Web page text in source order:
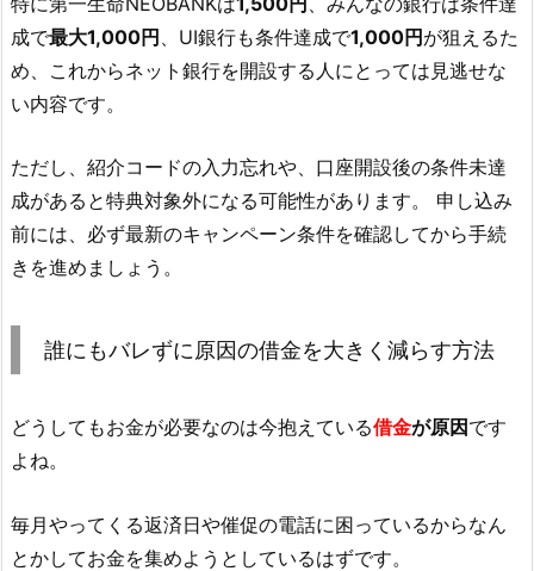
成で最大1,000円 、UI銀行も条件達成で1,000円が狙えるた
め、これからネット銀行を開設する人にとっては見逃せな
い内容です。
ただし、紹介コードの入力忘れや、口座開設後の条件未達
成があると特典対象外になる可能性があります。 申し込み
前には、必ず最新のキャンペーン条件を確認してから手続
きを進めましょう。
誰にもバレずに原因の借金を大きく減らす方法
どうしてもお金が必要なのは今抱えている借金が原因 です
よね。
毎月やってくる返済日や催促の電話に困っているからなん
とかしてお金を集めようとしているはずです。